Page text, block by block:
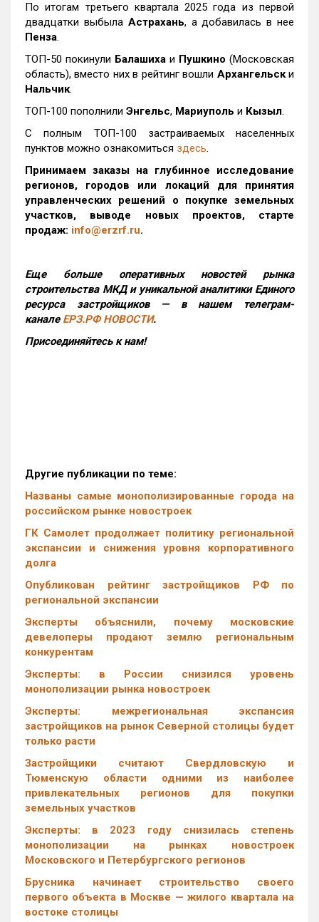
По итогам третьего квартала 2025 года из первой
двадцатки выбыла Астрахань, а добавилась в нее
Пенза.
ТОП-50 покинули Балашиха и Пушкино (Московская
область), вместо них в рейтинг вошли Архангельски
Нальчик.
ТОП-100 пополнили Энгельс, Мариуполь и Кызыл.
С полным ТОП-100 застраиваемых населенных
пунктов можно ознакомиться здесь.
Принимаем заказы на глубинное исследование
регионов, городов или локаций для принятия
управленческих решений о покупке земельных
участков, выводе новых проектов, старте
продаж: info@erzrf.ru.
Еще больше оперативных новостей рынка
строительства МКД и уникальной аналитики Единого
ресурса застройщиков — в нашем телеграм-
канале ЕРЗ.РФ НОВОСТИ.
Присоединяйтесь к нам!
Другие публикации по теме:
Названы самые монополизированные города на
российском рынке новостроек
ГК Самолет продолжает политику региональной
экспансии и снижения уровня корпоративного
долга
Опубликован рейтинг застройщиков РФ по
региональной экспансии
Эксперты объяснили, почему московские
девелоперы продают землю региональным
конкурентам
Эксперты: в России снизился уровень
монополизации рынка новостроек
Эксперты: межрегиональная экспансия
застройщиков на рынок Северной столицы будет
только расти
Застройщики считают Свердловскую и
Тюменскую области одними из наиболее
привлекательных регионов для покупки
земельных участков
Эксперты: в 2023 году снизилась степень
монополизации на рынках новостроек
Московского и Петербургского регионов
Брусника начинает строительство своего
первого объекта в Москве — жилого квартала на
востоке столицы